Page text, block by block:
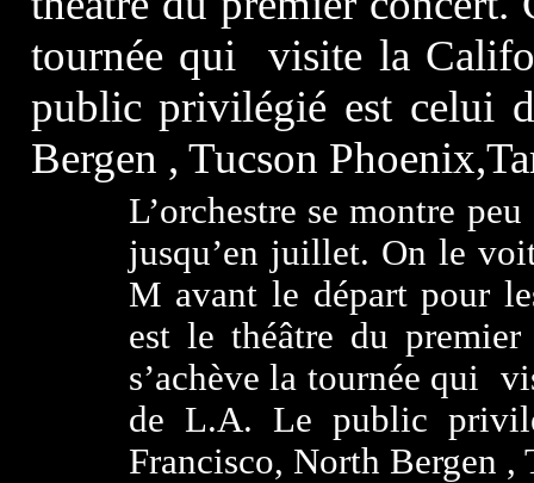
tournée qui visite la
public privilégié est celui
Bergen , Tucson
L’orchestre se montre
jusqu’en juillet. On le
M avant le départ pour
est le théâtre du premier
s’achève la tournée qui
de L.A. Le public
Francisco, North Bergen